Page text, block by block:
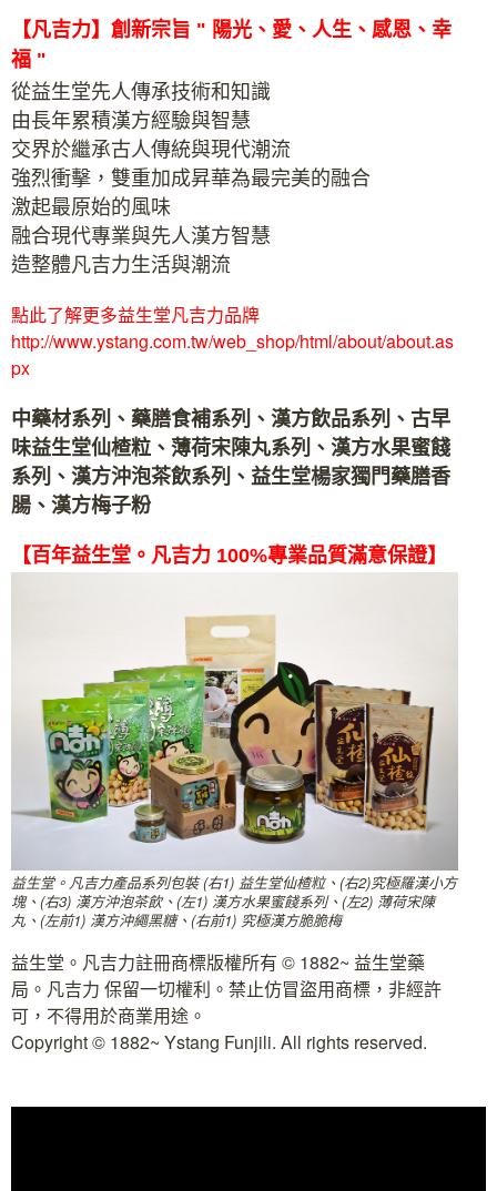
【凡吉力】創新宗旨 " 陽光、愛、人生、感恩、幸
福 "
從益生堂先人傳承技術和知識
由長年累積漢方經驗與智慧
交界於繼承古人傳統與現代潮流
強烈衝擊，雙重加成昇華為最完美的融合
激起最原始的風味
融合現代專業與先人漢方智慧
造整體凡吉力生活與潮流
點此了解更多益生堂凡吉力品牌
http://www.ystang.com.tw/web_shop/html/about/about.as
px
中藥材系列、藥膳食補系列、漢方飲品系列、古早
味益生堂仙楂粒、薄荷宋陳丸系列、漢方水果蜜餞
系列、漢方沖泡茶飲系列、益生堂楊家獨門藥膳香
腸、漢方梅子粉
【百年益生堂。凡吉力 100%專業品質滿意保證】
益生堂。凡吉力產品系列包裝 (右1) 益生堂仙楂粒、(右2)究極羅漢小方
塊、(右3) 漢方沖泡茶飲、(左1) 漢方水果蜜餞系列、(左2) 薄荷宋陳
丸、(左前1) 漢方沖繩黑糖、(右前1) 究極漢方脆脆梅
益生堂。凡吉力註冊商標版權所有 © 1882~ 益生堂藥
局。凡吉力 保留一切權利。禁止仿冒盜用商標，非經許
可，不得用於商業用途。
Copyright © 1882~ Ystang Funjili. All rights reserved.